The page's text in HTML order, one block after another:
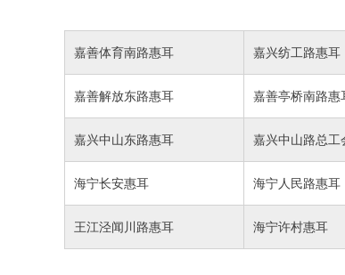
嘉善体育南路惠耳 嘉兴纺工路惠耳
嘉善解放东路惠耳 嘉善亭桥南路惠
嘉兴中山东路惠耳 嘉兴中山路总工
海宁长安惠耳 海宁人民路惠耳
王江泾闻川路惠耳 海宁许村惠耳